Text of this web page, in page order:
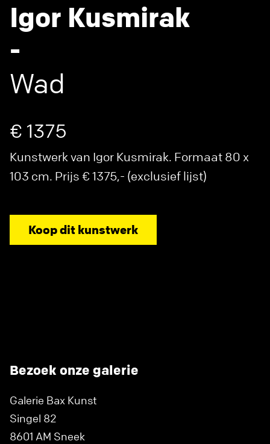
Igor Kusmirak
-
Wad
€ 1375
Kunstwerk van Igor Kusmirak. Formaat 80 x
103 cm. Prijs € 1375,- (exclusief lijst)
Koop dit kunstwerk
Bezoek onze galerie
Galerie Bax Kunst
Singel 82
8601 AM Sneek